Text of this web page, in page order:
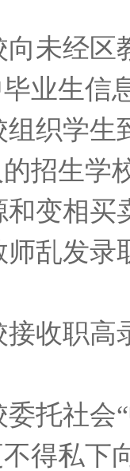
未经区
业生信
织学生
招生学
变相买
乱发录
收职高
托社会
得私下